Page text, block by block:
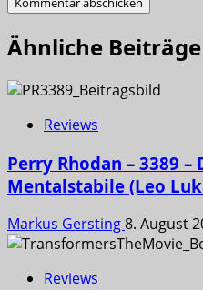
Ähnliche Beiträge
Reviews
Perry Rhodan – 3389 –
Mentalstabile (Leo
Markus Gersting8. August
Reviews